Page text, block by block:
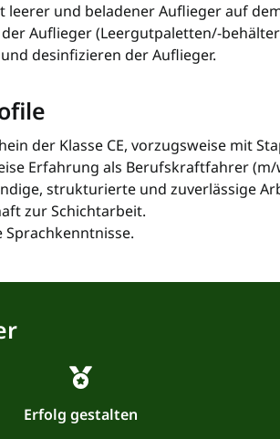
leerer und beladener Auflieger auf
Auflieger (Leergutpaletten/-
desinfizieren der Auflieger.
der Klasse CE, vorzugsweise mit
Erfahrung als Berufskraftfahrer
strukturierte und zuverlässige
zur Schichtarbeit.
Sprachkenntnisse.
Erfolg gestalten